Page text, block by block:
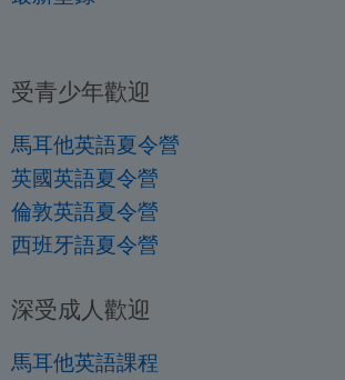
受青少年歡迎
馬耳他英語夏令營
英國英語夏令營
倫敦英語夏令營
西班牙語夏令營
深受成人歡迎
馬耳他英語課程